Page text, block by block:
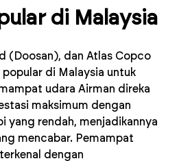
di Malaysia
(Doosan), dan Atlas Copco
di Malaysia untuk
udara Airman direka
maksimum dengan
yang rendah, menjadikannya
mencabar. Pemampat
dengan